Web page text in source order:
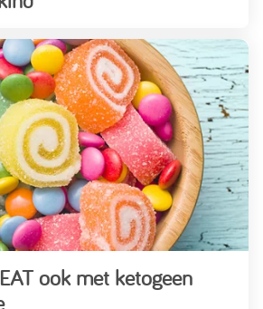
ook met ketogeen